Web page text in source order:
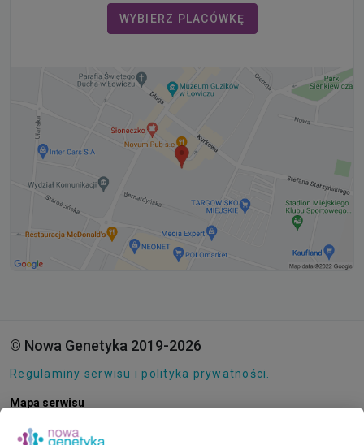
WYBIERZ PLACÓWKĘ
© Nowa Genetyka 2019-2026
Regulaminy serwisu i polityka prywatności.
Mapa serwisu